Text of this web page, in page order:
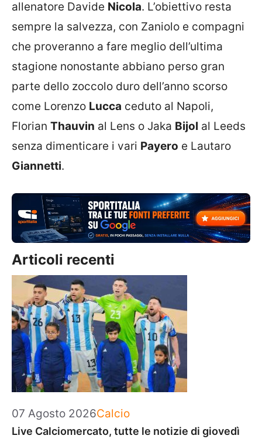
allenatore Davide Nicola. L’obiettivo resta
sempre la salvezza, con Zaniolo e compagni
che proveranno a fare meglio dell’ultima
stagione nonostante abbiano perso gran
parte dello zoccolo duro dell’anno scorso
come Lorenzo Lucca ceduto al Napoli,
Florian Thauvin al Lens o Jaka Bijol al Leeds
senza dimenticare i vari Payero e Lautaro
Giannetti.
Articoli recenti
07 Agosto 2026Categorie
Calcio
Live Calciomercato, tutte le notizie di giovedì